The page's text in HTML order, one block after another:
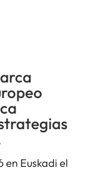
en Euskadi el